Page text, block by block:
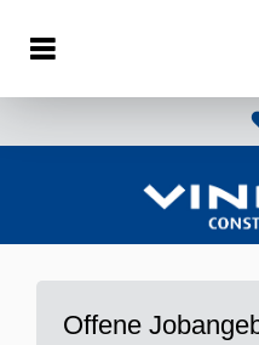
Offene